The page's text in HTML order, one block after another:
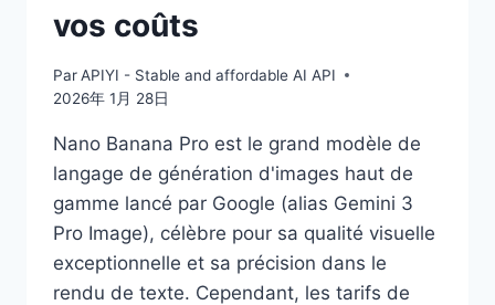
vos coûts
ParAPIYI - Stable and affordable AI API
2026年 1月 28日
Nano Banana Pro est le grand modèle de
langage de génération d'images haut de
gamme lancé par Google (alias Gemini 3
Pro Image), célèbre pour sa qualité visuelle
exceptionnelle et sa précision dans le
rendu de texte. Cependant, les tarifs de